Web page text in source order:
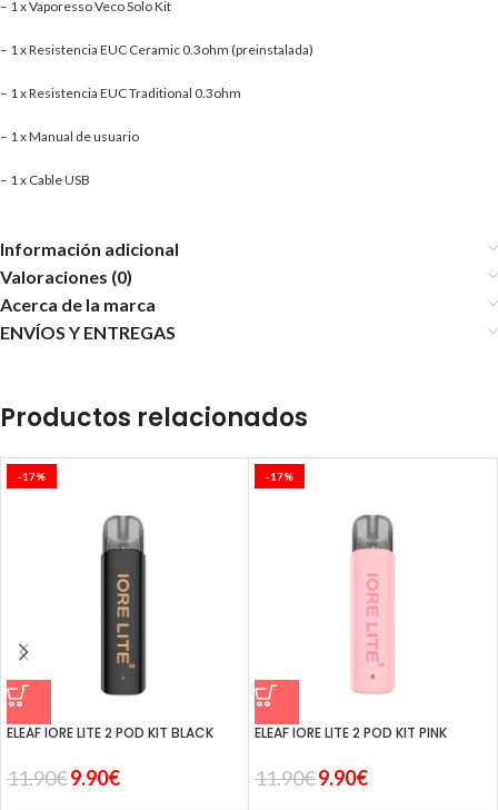
– 1 x Vaporesso Veco Solo Kit
– 1 x Resistencia EUC Ceramic 0.3ohm (preinstalada)
– 1 x Resistencia EUC Traditional 0.3ohm
– 1 x Manual de usuario
– 1 x Cable USB
Información adicional
Valoraciones (0)
Acerca de la marca
ENVÍOS Y ENTREGAS
Productos relacionados
-17%
ELEAF IORE LITE 2 POD KIT BLACK
11.90€9.90€
-17%
ELEAF IORE LITE 2 POD KIT PINK
11.90€9.90€